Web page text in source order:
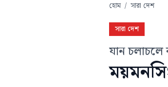
হোম / সারা দেশ
সারা দেশ
যান চলাচলে